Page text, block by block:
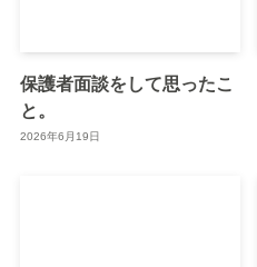
保護者面談をして思ったこ
と。
2026年6月19日